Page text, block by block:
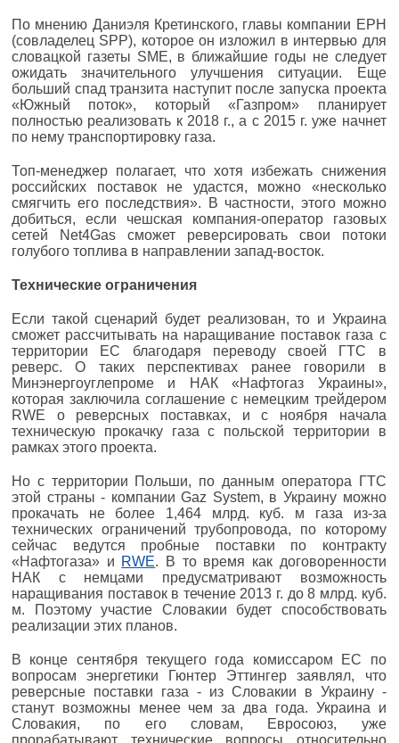
По мнению Даниэля Кретинского, главы компании EPH
(совладелец SPP), которое он изложил в интервью для
словацкой газеты SME, в ближайшие годы не следует
ожидать значительного улучшения ситуации. Еще
больший спад транзита наступит после запуска проекта
«Южный поток», который «Газпром» планирует
полностью реализовать к 2018 г., а с 2015 г. уже начнет
по нему транспортировку газа.
Топ-менеджер полагает, что хотя избежать снижения
российских поставок не удастся, можно «несколько
смягчить его последствия». В частности, этого можно
добиться, если чешская компания-оператор газовых
сетей Net4Gas сможет реверсировать свои потоки
голубого топлива в направлении запад-восток.
Технические ограничения
Если такой сценарий будет реализован, то и Украина
сможет рассчитывать на наращивание поставок газа с
территории ЕС благодаря переводу своей ГТС в
реверс. О таких перспективах ранее говорили в
Минэнергоуглепроме и НАК «Нафтогаз Украины»,
которая заключила соглашение с немецким трейдером
RWE о реверсных поставках, и с ноября начала
техническую прокачку газа с польской территории в
рамках этого проекта.
Но с территории Польши, по данным оператора ГТС
этой страны - компании Gaz System, в Украину можно
прокачать не более 1,464 млрд. куб. м газа из-за
технических ограничений трубопровода, по которому
сейчас ведутся пробные поставки по контракту
«Нафтогаза» и RWE. В то время как договоренности
НАК с немцами предусматривают возможность
наращивания поставок в течение 2013 г. до 8 млрд. куб.
м. Поэтому участие Словакии будет способствовать
реализации этих планов.
В конце сентября текущего года комиссаром ЕС по
вопросам энергетики Гюнтер Эттингер заявлял, что
реверсные поставки газа - из Словакии в Украину -
станут возможны менее чем за два года. Украина и
Словакия, по его словам, Евросоюз, уже